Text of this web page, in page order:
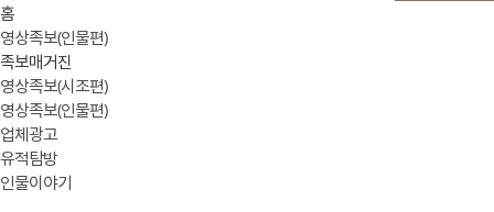
홈
영상족보(인물편)
족보매거진
영상족보(시조편)
영상족보(인물편)
업체광고
유적탐방
인물이야기